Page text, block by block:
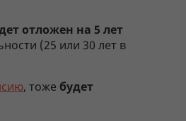
отложен на 5 лет
(25 или 30 лет в
, тоже будет